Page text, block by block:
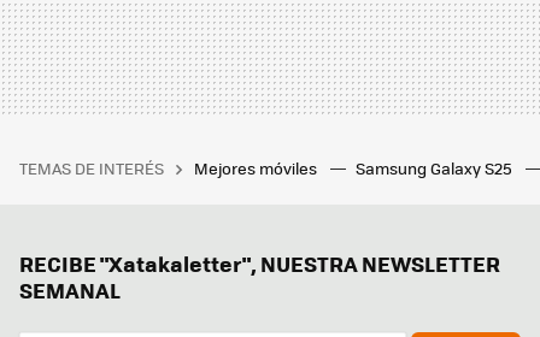
TEMAS DE INTERÉS Mejores móviles Samsung Galaxy S25
RECIBE "Xatakaletter", NUESTRA NEWSLETTER
SEMANAL